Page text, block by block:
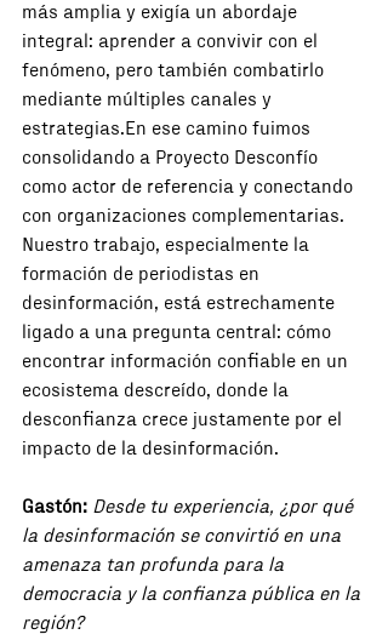
más amplia y exigía un abordaje
integral: aprender a convivir con el
fenómeno, pero también combatirlo
mediante múltiples canales y
estrategias.En ese camino fuimos
consolidando a Proyecto Desconfío
como actor de referencia y conectando
con organizaciones complementarias.
Nuestro trabajo, especialmente la
formación de periodistas en
desinformación, está estrechamente
ligado a una pregunta central: cómo
encontrar información confiable en un
ecosistema descreído, donde la
desconfianza crece justamente por el
impacto de la desinformación.
Gastón: Desde tu experiencia, ¿por qué
la desinformación se convirtió en una
amenaza tan profunda para la
democracia y la confianza pública en la
región?